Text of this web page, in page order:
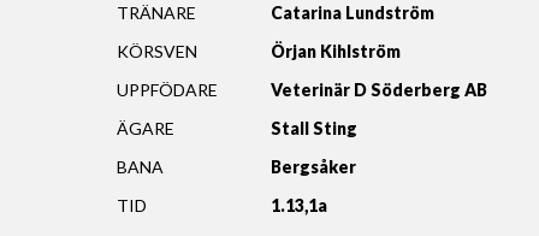
TRÄNARE
Catarina Lundström
KÖRSVEN
Örjan Kihlström
UPPFÖDARE
Veterinär D Söderberg AB
ÄGARE
Stall Sting
BANA
Bergsåker
TID
1.13,1a